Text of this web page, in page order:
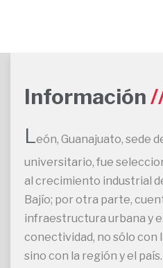
Información
León, Guanajuato, sede
universitario, fue
al crecimiento industrial
Bajío; por otra parte,
infraestructura urbana y
conectividad, no sólo con
sino con la región y el país.